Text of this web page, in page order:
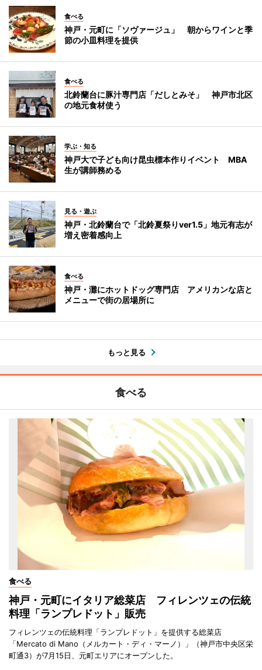
食べる
神戸・元町に「ソヴァージュ」 朝からワインと季
節の小皿料理を提供
食べる
北鈴蘭台に豚汁専門店「だしとみそ」 神戸市北区
の地元食材使う
学ぶ・知る
神戸大で子ども向け昆虫標本作りイベント MBA
生が講師務める
見る・遊ぶ
神戸・北鈴蘭台で「北鈴夏祭りver1.5」地元有志が
増え密着感向上
食べる
神戸・灘にホットドッグ専門店 アメリカンな店と
メニューで街の居場所に
もっと見る
食べる
食べる
神戸・元町にイタリア総菜店 フィレンツェの伝統
料理「ランプレドット」販売
フィレンツェの伝統料理「ランプレドット」を提供する総菜店
「Mercato di Mano（メルカート・ディ・マーノ）」（神戸市中央区栄
町通3）が7月15日、元町エリアにオープンした。